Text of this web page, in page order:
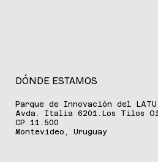
DÓNDE ESTAMOS
Parque de Innovación del
Avda. Italia 6201.Los Tilos
CP 11.500
Montevideo, Uruguay